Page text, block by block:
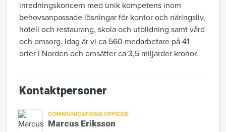
inredningskoncern med unik kompetens inom
behovsanpassade lösningar för kontor och näringsliv,
hotell och restaurang, skola och utbildning samt vård
och omsorg. Idag är vi ca 560 medarbetare på 41
orter i Norden och omsätter ca 3,5 miljarder kronor.
Kontaktpersoner
COMMUNICATIONS OFFICER
Marcus Eriksson